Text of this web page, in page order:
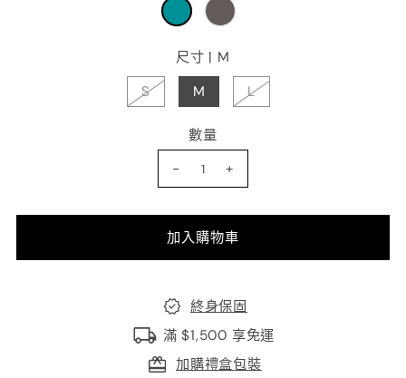
尺寸 | M
S
M L
數量
-
+
終身保固
滿 $1,500 享免運
加購禮盒包裝